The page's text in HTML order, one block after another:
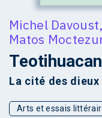
Michel Davoust,
Matos
Teotihuacan
La cité des dieux
Arts et essais